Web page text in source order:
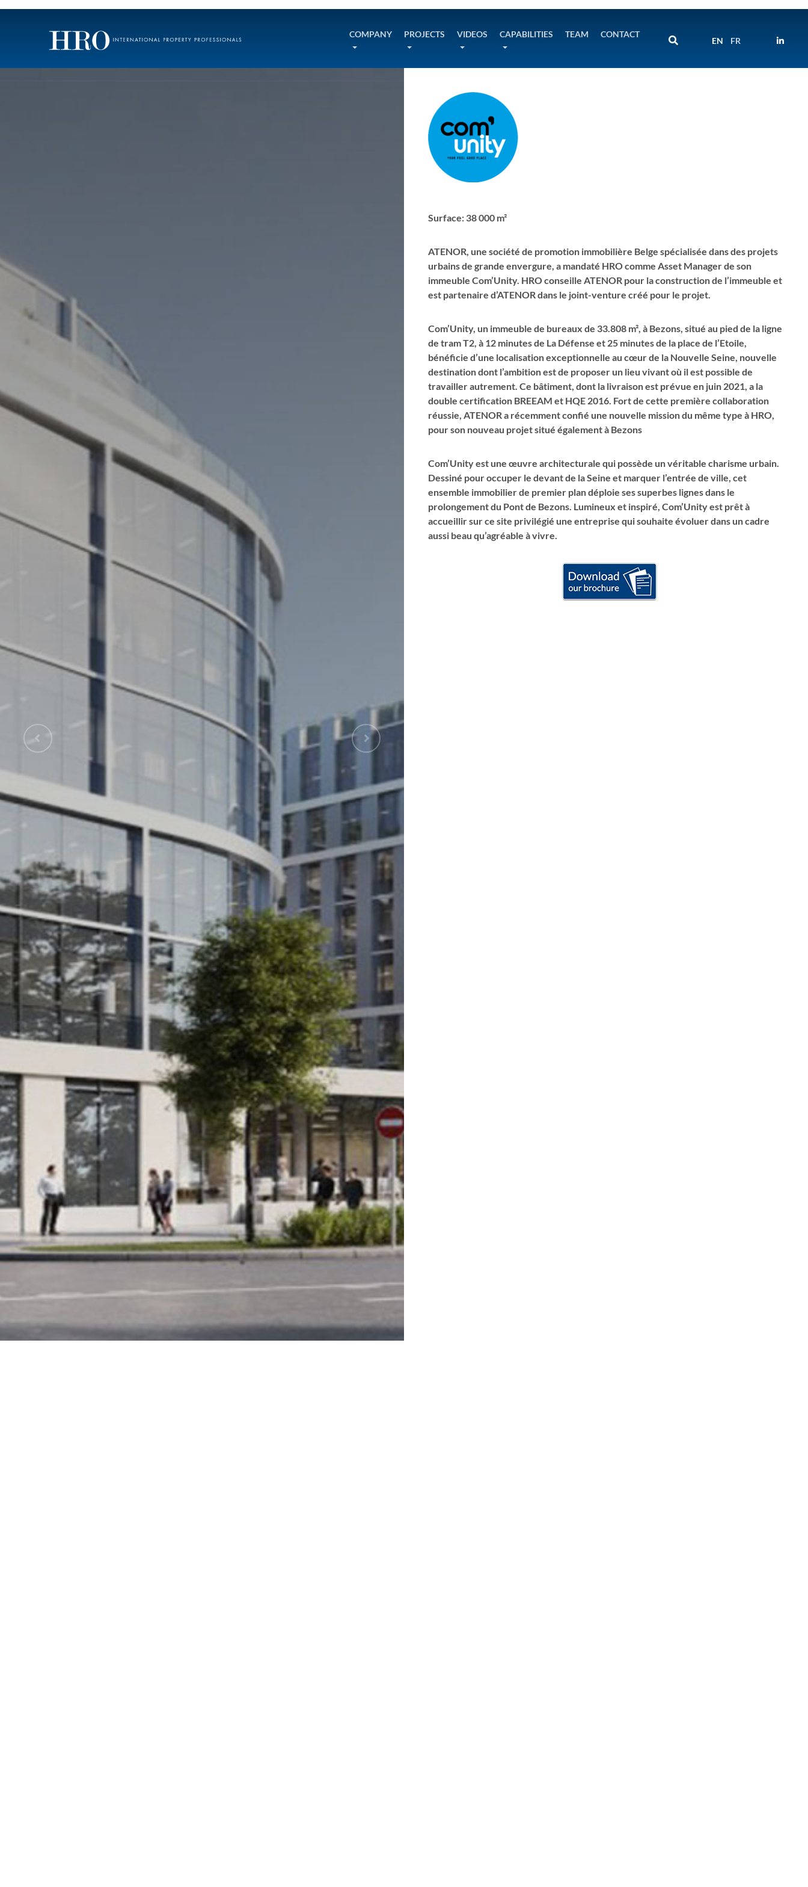
COMPANY PROJECTS VIDEOS CAPABILITIES TEAM CONTACT
EN FR
Surface: 38 000 m²
ATENOR, une société de promotion immobilière Belge spécialisée dans des projets
urbains de grande envergure, a mandaté HRO comme Asset Manager de son
immeuble Com’Unity. HRO conseille ATENOR pour la construction de l’immeuble et
est partenaire d’ATENOR dans le joint-venture créé pour le projet.
Com’Unity, un immeuble de bureaux de 33.808 m², à Bezons, situé au pied de la ligne
de tram T2, à 12 minutes de La Défense et 25 minutes de la place de l’Etoile,
bénéficie d’une localisation exceptionnelle au cœur de la Nouvelle Seine, nouvelle
destination dont l’ambition est de proposer un lieu vivant où il est possible de
travailler autrement. Ce bâtiment, dont la livraison est prévue en juin 2021, a la
double certification BREEAM et HQE 2016. Fort de cette première collaboration
réussie, ATENOR a récemment confié une nouvelle mission du même type à HRO,
pour son nouveau projet situé également à Bezons
Com’Unity est une œuvre architecturale qui possède un véritable charisme urbain.
Dessiné pour occuper le devant de la Seine et marquer l’entrée de ville, cet
ensemble immobilier de premier plan déploie ses superbes lignes dans le
prolongement du Pont de Bezons. Lumineux et inspiré, Com’Unity est prêt à
accueillir sur ce site privilégié une entreprise qui souhaite évoluer dans un cadre
aussi beau qu’agréable à vivre.